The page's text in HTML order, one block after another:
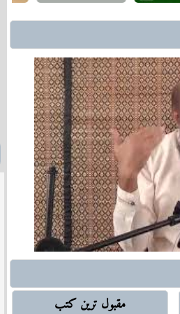
رافضہ کی تکفیر و عدم تکفیر، ہر دو اہل سنت کا
ایقاظ اِس آگ کو بجھانے کیلئے آواز اٹھاتا چلا آ رہا
ہے
شیعہ سٹوڈنٹ کے ساتھ دوستی، شادی بیاہ
ہوشیار باش.. بیرونی ہتھکنڈے اور شیعہ سنی فساد
شیعہ سنی تصادم میں ابن تیمیہؒ کو ملوث کرنا!
خلافتِ راشدہ کے بعد کے اسلامی ادوار، متوازن
سوچ کی ضرورت
خلافت و ملوکیت.. ’تھیوکریسی‘ اور ’ڈیموکریسی‘ ہردو
شرک کی نفی
لبنان تا خلیج ِعدن ایرانی عزائممقبول ترین کتب